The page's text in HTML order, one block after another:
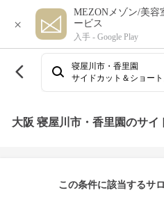
×
MEZONメゾン/美容
ービス
入手 - Google Play
寝屋川市・香里園
サイドカット＆ショー
大阪 寝屋川市・香里園のサ
この条件に該当するサ